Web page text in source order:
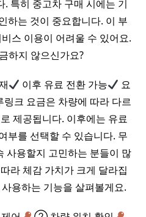
특히 중고차 구매 시에는 기
하는 것이 중요합니다. 이 부
스 이용이 어려울 수 있어요.
하지 않으신가요?
이후 유료 전환 가능
요
링크 요금은 차량에 따라 다르
제공됩니다. 이후에는 유료
부를 선택할 수 있습니다. 무
사용할지 고민하는 분들이 많
라 체감 가치가 크게 달라집
용하는 기능을 살펴볼게요.